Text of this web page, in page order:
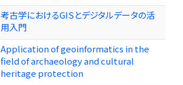
考古学におけるGISとデジタルデータの活
用入門
Application of geoinformatics in the
field of archaeology and cultural
heritage protection